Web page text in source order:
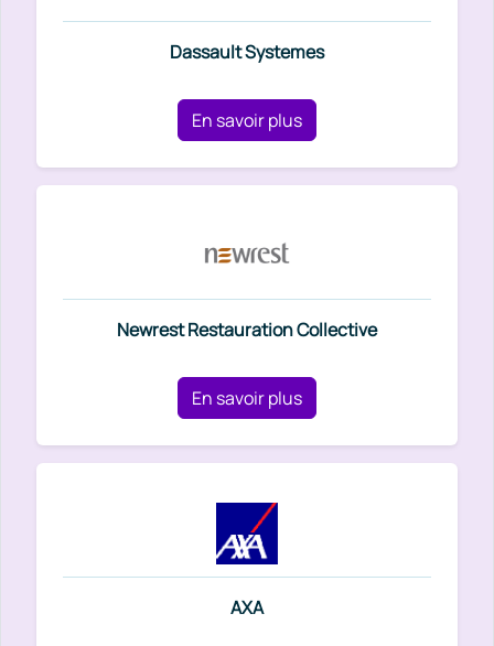
Dassault Systemes
En savoir plus
Newrest Restauration Collective
En savoir plus
AXA